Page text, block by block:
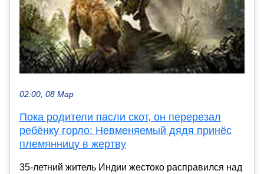
02:00, 08 Мар
Пока родители пасли скот, он перерезал
ребёнку горло: Невменяемый дядя принёс
племянницу в жертву
35-летний житель Индии жестоко расправился над